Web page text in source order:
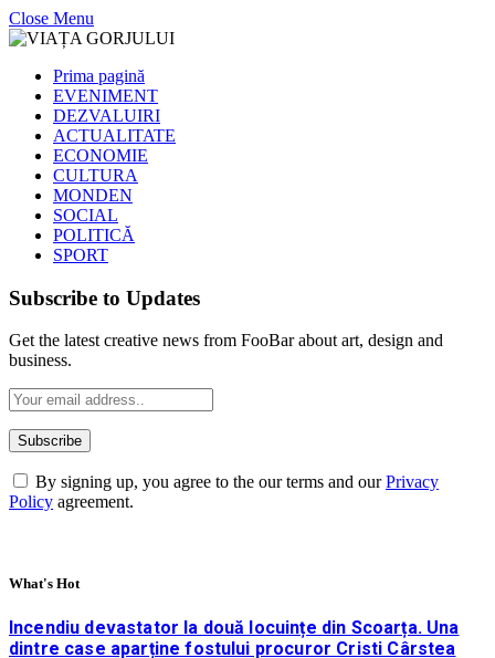
Close Menu
Prima pagină
EVENIMENT
DEZVALUIRI
ACTUALITATE
ECONOMIE
CULTURA
MONDEN
SOCIAL
POLITICĂ
SPORT
Subscribe to Updates
Get the latest creative news from FooBar about art, design and
business.
By signing up, you agree to the our terms and ourPrivacy
Policy agreement.
What's Hot
Incendiu devastator la două locuințe din Scoarța. Una
dintre case aparține fostului procuror Cristi Cârstea